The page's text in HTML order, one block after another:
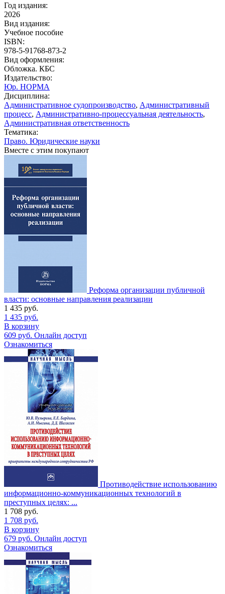
Год издания:
2026
Вид издания:
Учебное пособие
ISBN:
978-5-91768-873-2
Вид оформления:
Обложка. КБС
Издательство:
Юр. НОРМА
Дисциплина:
Административное судопроизводство, Административный
процесс, Административно-процессуальная деятельность,
Административная ответственность
Тематика:
Право. Юридические науки
Вместе с этим покупают
Реформа организации публичной
власти: основные направления реализации
1 435 руб.
1 435 руб.
В корзину
609 руб. Онлайн доступ
Ознакомиться
Противодействие использованию
информационно-коммуникационных технологий в
преступных целях: ...
1 708 руб.
1 708 руб.
В корзину
679 руб. Онлайн доступ
Ознакомиться